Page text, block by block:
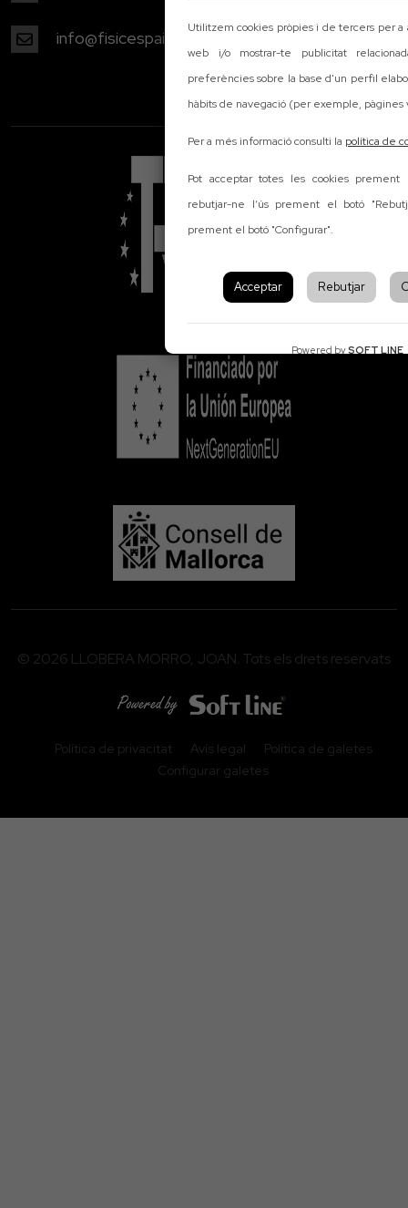
info@fisicespaidesalut.com
© 2026 LLOBERA MORRO, JOAN. Tots els drets reservats
Política de privacitat Avís legal
Política de galetes
Configurar galetes
Utilitzem cookies pròpies i de tercers per a
web i/o mostrar-te publicitat
preferències sobre la base d'un perfil
hàbits de navegació (per exemple, pàgines
Per a més informació consulti la política de
Pot acceptar totes les cookies prement
rebutjar-ne l’ús prement el botó
prement el botó "Configurar".
Acceptar Rebutjar
Powered bySOFT LINE